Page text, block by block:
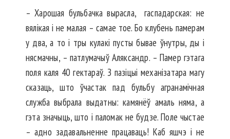
– Харошая бульбачка вырасла, гаспадарская: не
вялікая і не малая – самае тое. Бо клубень памерам
у два, а то і тры кулакі пусты бывае ўнутры, ды і
нясмачны, – патлумачыў Аляксандр. – Памер гэтага
поля каля 40 гектараў. З пазіцыі механізатара магу
сказаць, што ўчастак пад бульбу агранамічная
служба выбрала выдатны: камянёў амаль няма, а
гэта значыць, што і паломак не будзе. Поле чыстае
– адно задавальненне працаваць! Каб яшчэ і не